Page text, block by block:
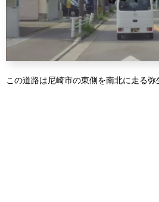
この道路は尼崎市の東側を南北に走る弥